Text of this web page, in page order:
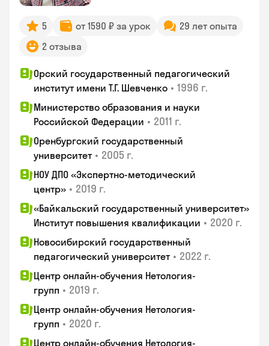
5 от 1590 ₽ за урок
29 лет опыта
2 отзыва
Орский государственный педагогический
институт имени Т.Г. Шевченко • 1996 г.
Министерство образования и науки
Российской Федерации • 2011 г.
Оренбургский государственный
университет • 2005 г.
НОУ ДПО «Экспертно-методический
центр» • 2019 г.
«Байкальский государственный университет»
Институт повышения квалификации • 2020 г.
Новосибирский государственный
педагогический университет • 2022 г.
Центр онлайн-обучения Нетология-
групп • 2019 г.
Центр онлайн-обучения Нетология-
групп • 2020 г.
Центр онлайн-обучения Нетология-